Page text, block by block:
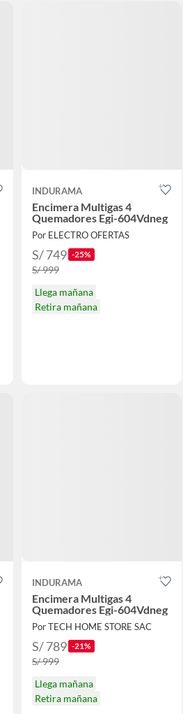
INDURAMA
Encimera Multigas 4
Quemadores Egi-604Vdneg
Por ELECTRO OFERTAS
S/ 749 -25%
S/ 999
Llega mañana
Retira mañana
INDURAMA
Encimera Multigas 4
Quemadores Egi-604Vdneg
Por TECH HOME STORE SAC
S/ 789 -21%
S/ 999
Llega mañana
Retira mañana